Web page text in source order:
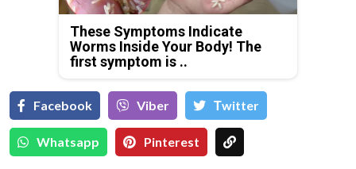
These Symptoms Indicate
Worms Inside Your Body! The
first symptom is ..
Facebook Viber Тwitter
Whatsapp Pinterest